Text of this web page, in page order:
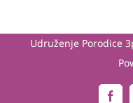
Udruženje Porodice